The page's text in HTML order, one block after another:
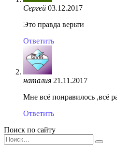
Сергей 03.12.2017
Это правда верьти
Ответить
наталия 21.11.2017
Мне всё понравилось ,всё
Ответить
Поиск по сайту
Search